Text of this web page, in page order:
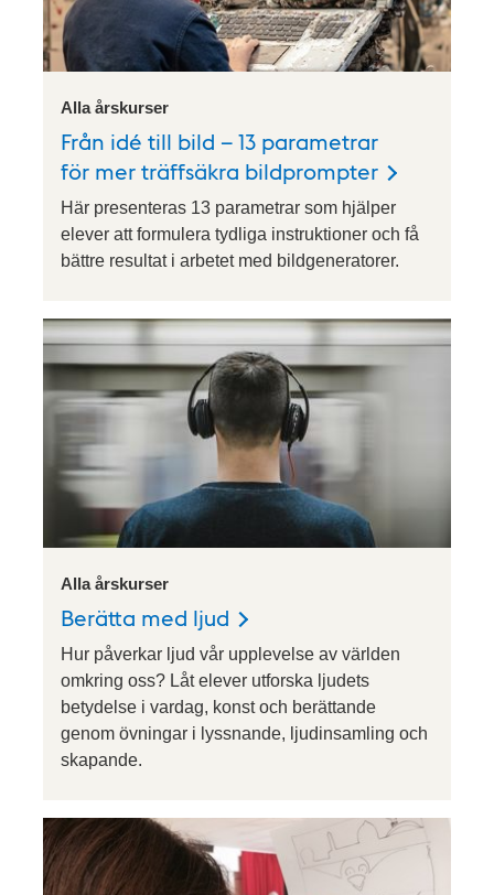
Alla årskurser
Från idé till bild – 13 parametrar
för mer träffsäkra bildprompter
Här presenteras 13 parametrar som hjälper
elever att formulera tydliga instruktioner och få
bättre resultat i arbetet med bildgeneratorer.
Alla årskurser
Berätta med ljud
Hur påverkar ljud vår upplevelse av världen
omkring oss? Låt elever utforska ljudets
betydelse i vardag, konst och berättande
genom övningar i lyssnande, ljudinsamling och
skapande.